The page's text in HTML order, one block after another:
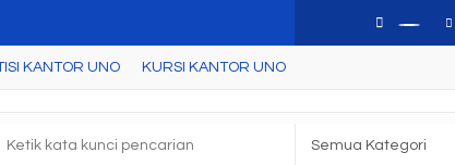
KANTOR UNO KURSI KANTOR UNO